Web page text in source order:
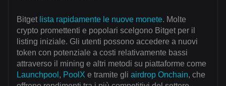
Bitget lista rapidamente le nuove monete. Molte
crypto promettenti e popolari scelgono Bitget per il
listing iniziale. Gli utenti possono accedere a nuovi
token con potenziale a costi relativamente bassi
attraverso il mining e altri metodi su piattaforme come
Launchpool , PoolX e tramite gli airdrop Onchain, che